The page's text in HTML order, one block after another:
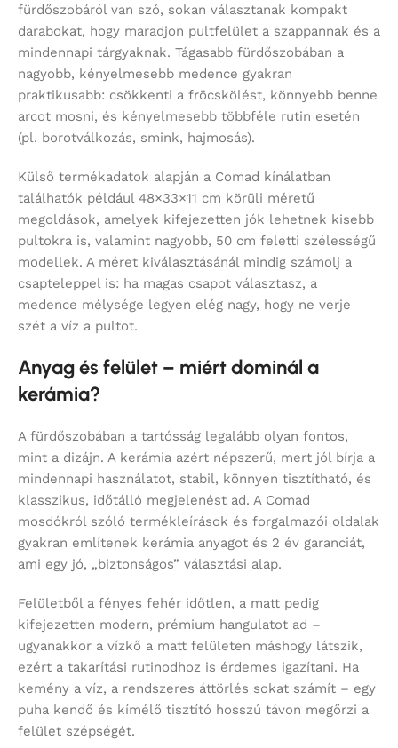
fürdőszobáról van szó, sokan választanak kompakt
darabokat, hogy maradjon pultfelület a szappannak és a
mindennapi tárgyaknak. Tágasabb fürdőszobában a
nagyobb, kényelmesebb medence gyakran
praktikusabb: csökkenti a fröcskölést, könnyebb benne
arcot mosni, és kényelmesebb többféle rutin esetén
(pl. borotválkozás, smink, hajmosás).
Külső termékadatok alapján a Comad kínálatban
találhatók például 48×33×11 cm körüli méretű
megoldások, amelyek kifejezetten jók lehetnek kisebb
pultokra is, valamint nagyobb, 50 cm feletti szélességű
modellek. A méret kiválasztásánál mindig számolj a
csapteleppel is: ha magas csapot választasz, a
medence mélysége legyen elég nagy, hogy ne verje
szét a víz a pultot.
Anyag és felület – miért dominál a
kerámia?
A fürdőszobában a tartósság legalább olyan fontos,
mint a dizájn. A kerámia azért népszerű, mert jól bírja a
mindennapi használatot, stabil, könnyen tisztítható, és
klasszikus, időtálló megjelenést ad. A Comad
mosdókról szóló termékleírások és forgalmazói oldalak
gyakran említenek kerámia anyagot és 2 év garanciát,
ami egy jó, „biztonságos” választási alap.
Felületből a fényes fehér időtlen, a matt pedig
kifejezetten modern, prémium hangulatot ad –
ugyanakkor a vízkő a matt felületen máshogy látszik,
ezért a takarítási rutinodhoz is érdemes igazítani. Ha
kemény a víz, a rendszeres áttörlés sokat számít – egy
puha kendő és kímélő tisztító hosszú távon megőrzi a
felület szépségét.